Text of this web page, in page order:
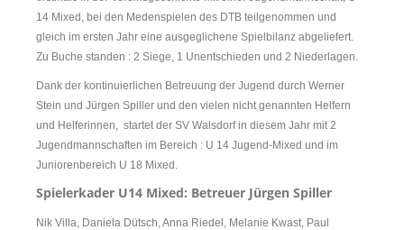
14 Mixed, bei den Medenspielen des DTB teilgenommen und
gleich im ersten Jahr eine ausgeglichene Spielbilanz abgeliefert.
Zu Buche standen : 2 Siege, 1 Unentschieden und 2 Niederlagen.
Dank der kontinuierlichen Betreuung der Jugend durch Werner
Stein und Jürgen Spiller und den vielen nicht genannten Helfern
und Helferinnen, startet der SV Walsdorf in diesem Jahr mit 2
Jugendmannschaften im Bereich : U 14 Jugend-Mixed und im
Juniorenbereich U 18 Mixed.
Spielerkader U14 Mixed: Betreuer Jürgen Spiller
Nik Villa, Daniela Dütsch, Anna Riedel, Melanie Kwast, Paul